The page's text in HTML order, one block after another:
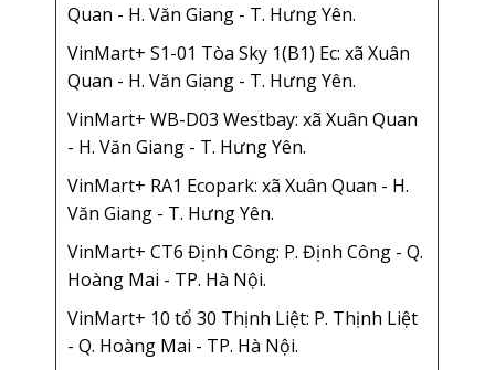
Quan - H. Văn Giang - T. Hưng Yên.
VinMart+ S1-01 Tòa Sky 1(B1) Ec: xã Xuân
Quan - H. Văn Giang - T. Hưng Yên.
VinMart+ WB-D03 Westbay: xã Xuân Quan
- H. Văn Giang - T. Hưng Yên.
VinMart+ RA1 Ecopark: xã Xuân Quan - H.
Văn Giang - T. Hưng Yên.
VinMart+ CT6 Định Công: P. Định Công - Q.
Hoàng Mai - TP. Hà Nội.
VinMart+ 10 tổ 30 Thịnh Liệt: P. Thịnh Liệt
- Q. Hoàng Mai - TP. Hà Nội.